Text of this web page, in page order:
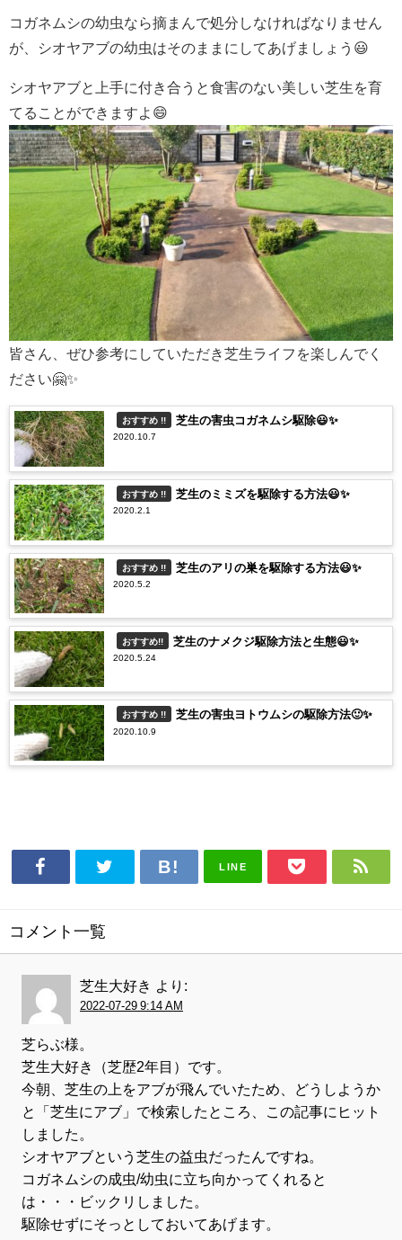
コガネムシの幼虫なら摘まんで処分しなければなりません
が、シオヤアブの幼虫はそのままにしてあげましょう😃
シオヤアブと上手に付き合うと食害のない美しい芝生を育
てることができますよ😄
皆さん、ぜひ参考にしていただき芝生ライフを楽しんでく
ださい🤗✨
おすすめ !! 芝生の害虫コガネムシ駆除😃✨
2020.10.7
おすすめ !! 芝生のミミズを駆除する方法😃✨
2020.2.1
おすすめ !! 芝生のアリの巣を駆除する方法😃✨
2020.5.2
おすすめ!! 芝生のナメクジ駆除方法と生態😃✨
2020.5.24
おすすめ !! 芝生の害虫ヨトウムシの駆除方法🙂✨
2020.10.9
LINE
コメント一覧
芝生大好き より:
2022-07-29 9:14 AM
芝らぶ様。
芝生大好き（芝歴2年目）です。
今朝、芝生の上をアブが飛んでいたため、どうしようか
と「芝生にアブ」で検索したところ、この記事にヒット
しました。
シオヤアブという芝生の益虫だったんですね。
コガネムシの成虫/幼虫に立ち向かってくれると
は・・・ビックリしました。
駆除せずにそっとしておいてあげます。